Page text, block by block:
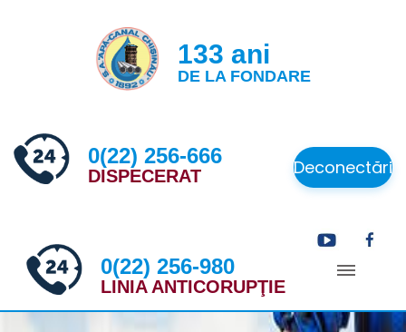
133 ani
DE LA FONDARE
0(22) 256-666
DISPECERAT Deconectări
0(22) 256-980
LINIA ANTICORUPŢIE